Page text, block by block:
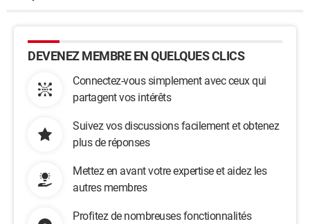
DEVENEZ MEMBRE EN QUELQUES CLICS
Connectez-vous simplement avec ceux qui
partagent vos intérêts
Suivez vos discussions facilement et obtenez
plus de réponses
Mettez en avant votre expertise et aidez les
autres membres
Profitez de nombreuses fonctionnalités